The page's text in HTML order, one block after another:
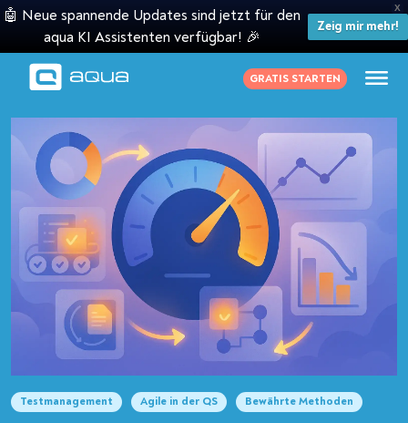
X
🤖 Neue spannende Updates sind jetzt für den
aqua KI Assistenten verfügbar! 🎉
Zeig mir mehr!
GRATIS STARTEN
Testmanagement Agile in der QS Bewährte Methoden